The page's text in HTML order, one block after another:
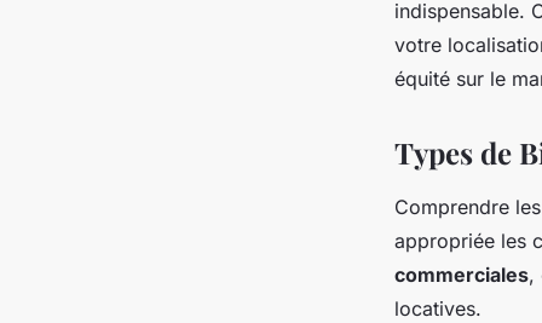
indispensable.
votre
équité sur le
Types de
Comprendre
appropriée les
commerciales,
locatives.